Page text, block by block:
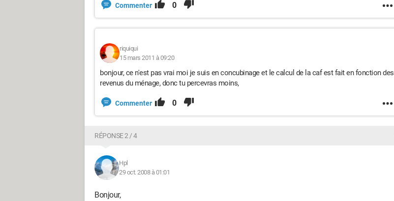
Commenter 0
riquiqui
15 mars 2011 à 09:20
bonjour, ce n'est pas vrai moi je suis en concubinage et le calcul de la caf est fait en fonction des
revenus du ménage, donc tu percevras moins,
Commenter 0
RÉPONSE 2 / 4
Hpl
29 oct. 2008 à 01:01
Bonjour,